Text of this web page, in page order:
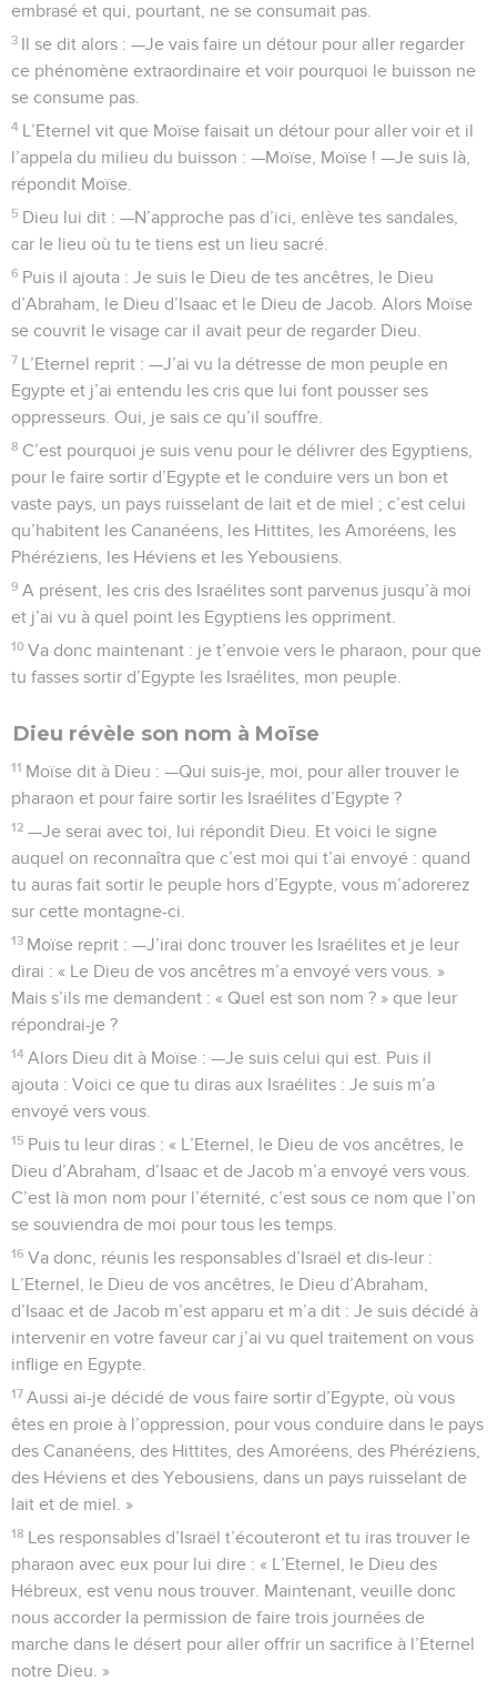
embrasé et qui, pourtant, ne se consumait pas.
3 Il se dit alors : —Je vais faire un détour pour aller regarder
ce phénomène extraordinaire et voir pourquoi le buisson ne
se consume pas.
4 L’Eternel vit que Moïse faisait un détour pour aller voir et il
l’appela du milieu du buisson : —Moïse, Moïse ! —Je suis là,
répondit Moïse.
5 Dieu lui dit : —N’approche pas d’ici, enlève tes sandales,
car le lieu où tu te tiens est un lieu sacré.
6 Puis il ajouta : Je suis le Dieu de tes ancêtres, le Dieu
d’Abraham, le Dieu d’Isaac et le Dieu de Jacob. Alors Moïse
se couvrit le visage car il avait peur de regarder Dieu.
7 L’Eternel reprit : —J’ai vu la détresse de mon peuple en
Egypte et j’ai entendu les cris que lui font pousser ses
oppresseurs. Oui, je sais ce qu’il souffre.
8 C’est pourquoi je suis venu pour le délivrer des Egyptiens,
pour le faire sortir d’Egypte et le conduire vers un bon et
vaste pays, un pays ruisselant de lait et de miel ; c’est celui
qu’habitent les Cananéens, les Hittites, les Amoréens, les
Phéréziens, les Héviens et les Yebousiens.
9 A présent, les cris des Israélites sont parvenus jusqu’à moi
et j’ai vu à quel point les Egyptiens les oppriment.
10 Va donc maintenant : je t’envoie vers le pharaon, pour que
tu fasses sortir d’Egypte les Israélites, mon peuple.
Dieu révèle son nom à Moïse
11 Moïse dit à Dieu : —Qui suis-je, moi, pour aller trouver le
pharaon et pour faire sortir les Israélites d’Egypte ?
12 —Je serai avec toi, lui répondit Dieu. Et voici le signe
auquel on reconnaîtra que c’est moi qui t’ai envoyé : quand
tu auras fait sortir le peuple hors d’Egypte, vous m’adorerez
sur cette montagne-ci.
13 Moïse reprit : —J’irai donc trouver les Israélites et je leur
dirai : « Le Dieu de vos ancêtres m’a envoyé vers vous. »
Mais s’ils me demandent : « Quel est son nom ? » que leur
répondrai-je ?
14 Alors Dieu dit à Moïse : —Je suis celui qui est. Puis il
ajouta : Voici ce que tu diras aux Israélites : Je suis m’a
envoyé vers vous.
15 Puis tu leur diras : « L’Eternel, le Dieu de vos ancêtres, le
Dieu d’Abraham, d’Isaac et de Jacob m’a envoyé vers vous.
C’est là mon nom pour l’éternité, c’est sous ce nom que l’on
se souviendra de moi pour tous les temps.
16 Va donc, réunis les responsables d’Israël et dis-leur :
L’Eternel, le Dieu de vos ancêtres, le Dieu d’Abraham,
d’Isaac et de Jacob m’est apparu et m’a dit : Je suis décidé à
intervenir en votre faveur car j’ai vu quel traitement on vous
inflige en Egypte.
17 Aussi ai-je décidé de vous faire sortir d’Egypte, où vous
êtes en proie à l’oppression, pour vous conduire dans le pays
des Cananéens, des Hittites, des Amoréens, des Phéréziens,
des Héviens et des Yebousiens, dans un pays ruisselant de
lait et de miel. »
18 Les responsables d’Israël t’écouteront et tu iras trouver le
pharaon avec eux pour lui dire : « L’Eternel, le Dieu des
Hébreux, est venu nous trouver. Maintenant, veuille donc
nous accorder la permission de faire trois journées de
marche dans le désert pour aller offrir un sacrifice à l’Eternel
notre Dieu. »